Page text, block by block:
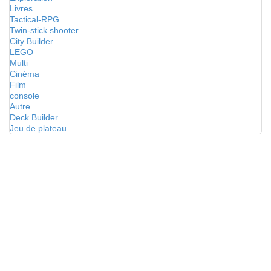
Livres
Tactical-RPG
Twin-stick shooter
City Builder
LEGO
Multi
Cinéma
Film
console
Autre
Deck Builder
Jeu de plateau